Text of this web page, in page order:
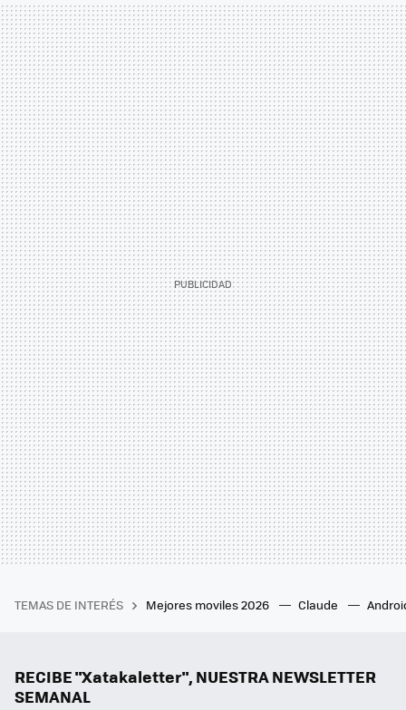
TEMAS DE INTERÉS Mejores moviles 2026 Claude
RECIBE "Xatakaletter", NUESTRA NEWSLETTER
SEMANAL